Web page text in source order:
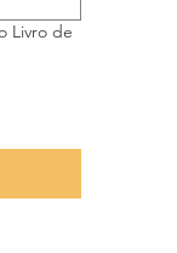
Livro de